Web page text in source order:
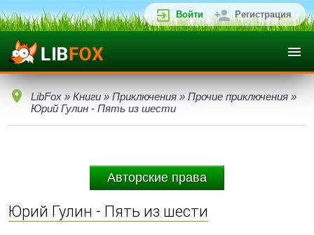
Войти Регистрация
LibFox » Книги » Приключения » Прочие приключения »
Юрий Гулин - Пять из шести
Авторские права
Юрий Гулин - Пять из шести